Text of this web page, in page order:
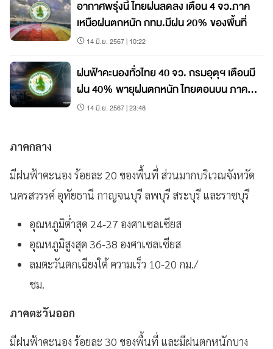
อากาศพรุ่งนี้ ไทยฝนลดลง เตือน 4 จว.ภาค
เหนือฝนตกหนัก กทม.มีฝน 20% ของพื้นที่
14 มิ.ย. 2567 | 10:22
ฝนฟ้าคะนองทั่วไทย 40 จว. กรมอุตุฯ เตือนมี
ฝน 40% พายุฝนตกหนัก ไทยตอนบน ภาค
เหนือ14 มิ.ย. 2567 | 23:48
ภาคกลาง
มีฝนฟ้าคะนอง ร้อยละ 20 ของพื้นที่ ส่วนมากบริเวณจังหวัด
นครสวรรค์ อุทัยธานี กาญจนบุรี ลพบุรี สระบุรี และราชบุรี
อุณหภูมิต่ำสุด 24-27 องศาเซลเซียส
อุณหภูมิสูงสุด 36-38 องศาเซลเซียส
ลมตะวันตกเฉียงใต้ ความเร็ว 10-20 กม./
ชม.
ภาคตะวันออก
มีฝนฟ้าคะนอง ร้อยละ 30 ของพื้นที่ และมีฝนตกหนักบาง